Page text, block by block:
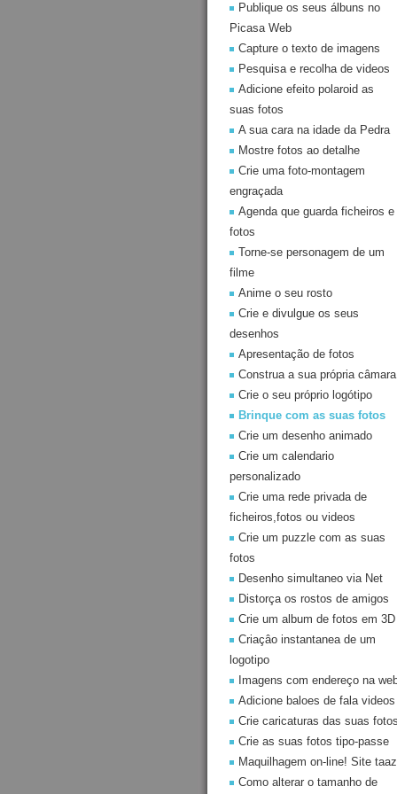
Publique os seus álbuns no
Picasa Web
Capture o texto de imagens
Pesquisa e recolha de videos
Adicione efeito polaroid as
suas fotos
A sua cara na idade da Pedra
Mostre fotos ao detalhe
Crie uma foto-montagem
engraçada
Agenda que guarda ficheiros e
fotos
Torne-se personagem de um
filme
Anime o seu rosto
Crie e divulgue os seus
desenhos
Apresentação de fotos
Construa a sua própria
Crie o seu próprio logótipo
Brinque com as suas fotos
Crie um desenho animado
Crie um calendario
personalizado
Crie uma rede privada de
ficheiros,fotos ou videos
Crie um puzzle com as suas
fotos
Desenho simultaneo via Net
Distorça os rostos de amigos
Crie um album de fotos em 3D
Criaçâo instantanea de um
logotipo
Imagens com endereço na
Adicione baloes de fala videos
Crie caricaturas das suas
Crie as suas fotos tipo-passe
Maquilhagem on-line! Site taaz
Como alterar o tamanho de